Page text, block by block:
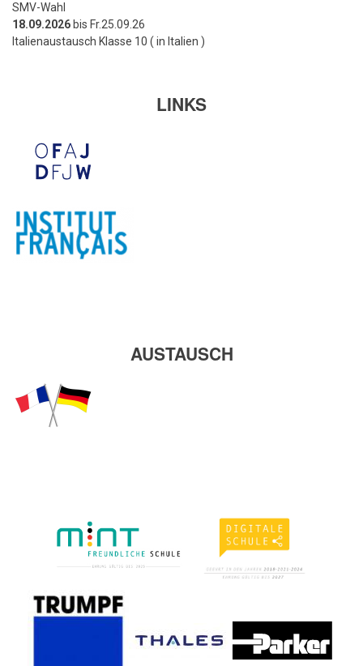
SMV-Wahl
18.09.2026 bis Fr.25.09.26
Italienaustausch Klasse 10 ( in Italien )
LINKS
AUSTAUSCH